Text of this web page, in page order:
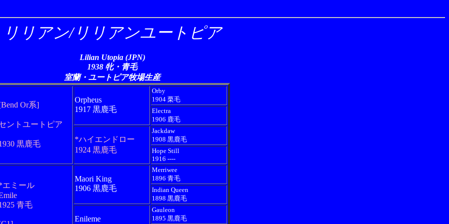
リリアン/リリアンユートピア
Lilian Utopia (JPN)
1938 牝・青毛
室蘭・ユートピア牧場生産
Or系]
ントユートピア
黒鹿毛
Orpheus
1917 黒鹿毛
Orby
1904 栗毛
Electra
1906 鹿毛
*ハイエンドロー
1924 黒鹿毛
Jackdaw
1908 黒鹿毛
Hope Still
1916 ----
エミール
青毛
Maori King
1906 黒鹿毛
Merriwee
1896 青毛
Indian Queen
1898 黒鹿毛
Enileme
Gauleon
1895 黒鹿毛